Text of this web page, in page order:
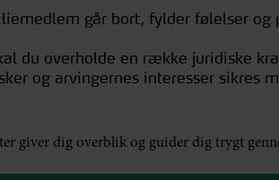
går bort, fylder følelser og
du overholde en række juridiske
og arvingernes interesser sikres
giver dig overblik og guider dig trygt